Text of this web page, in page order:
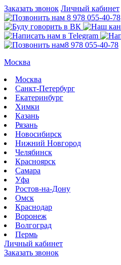
Заказать звонок Личный кабинет
8 978 055-40-78
8 978 055-40-78
Москва
Москва
Санкт-Петербург
Екатеринбург
Химки
Казань
Рязань
Новосибирск
Нижний Новгород
Челябинск
Красноярск
Самара
Уфа
Ростов-на-Дону
Омск
Краснодар
Воронеж
Волгоград
Пермь
Личный кабинет
Заказать звонок